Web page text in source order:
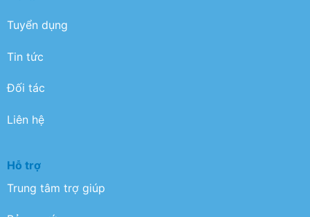
Tuyển dụng
Tin tức
Đối tác
Liên hệ
Hỗ trợ
Trung tâm trợ giúp